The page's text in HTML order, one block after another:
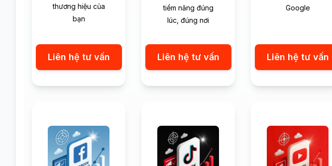
thương hiệu của
bạn
Liên hệ tư vấn
tiềm năng đúng
lúc, đúng nơi
Liên hệ tư vấn
Google
Liên hệ tư vấn